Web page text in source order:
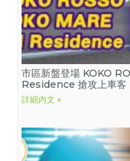
市區新盤登場 KOKO
Residence 搶攻上車客
詳細內文 »